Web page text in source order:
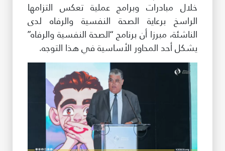
خلال مبادرات وبرامج عملية تعكس التزامها
الراسخ برعاية الصحة النفسية والرفاه لدى
الناشئة، مبرزا أن برنامج “الصحة النفسية والرفاه”
يشكل أحد المحاور الأساسية في هذا التوجه.